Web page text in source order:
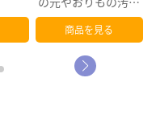
…
商品を見る